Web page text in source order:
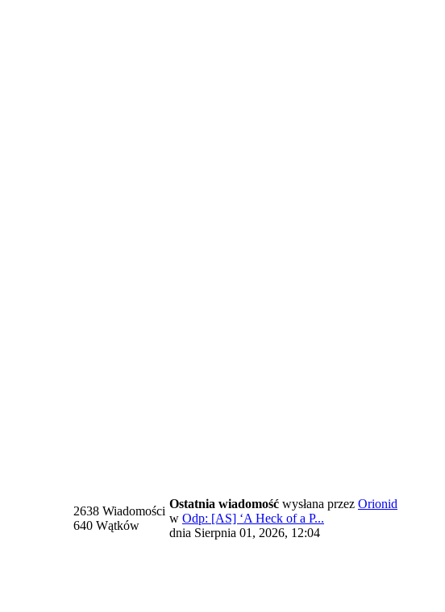
2638 Wiadomości
640 Wątków
Ostatnia wiadomość wysłana przez Orionid
w Odp: [AS] ‘A Heck of a P...
dnia Sierpnia 01, 2026, 12:04